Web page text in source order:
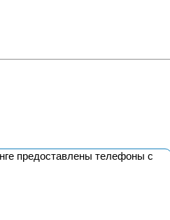
предоставлены телефоны с